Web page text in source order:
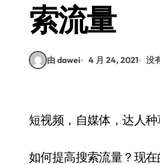
索流量
由 dawei 4 月 24, 2021 没
短视频，自媒体，达人
如何提高搜索流量？现